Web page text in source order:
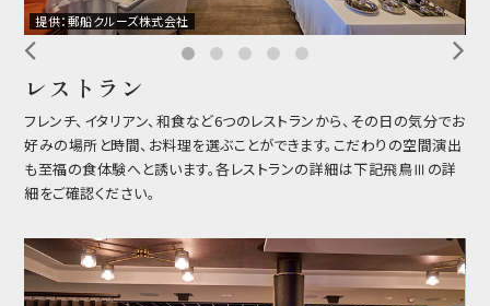
レストラン
フレンチ、イタリアン、和食など6つのレストランから、その日の気分でお
好みの場所と時間、お料理を選ぶことができます。こだわりの空間演出
も至福の食体験へと誘います。各レストランの詳細は下記飛鳥Ⅲの詳
細をご確認ください。
提供：郵船クルーズ株式会社